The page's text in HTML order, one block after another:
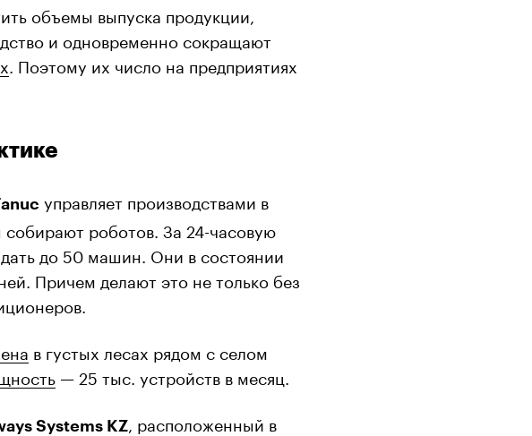
объемы выпуска продукции,
и одновременно сокращают
. Поэтому их число на предприятиях
управляет производствами в
роботов. За 24-часовую
до 50 машин. Они в состоянии
Причем делают это не только без
в густых лесах рядом с селом
— 25 тыс. устройств в месяц.
Systems KZ
, расположенный в